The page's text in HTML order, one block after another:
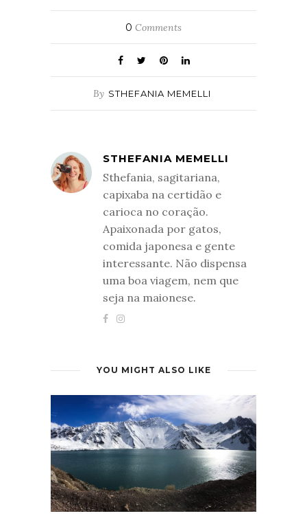
0 Comments
By STHEFANIA MEMELLI
STHEFANIA MEMELLI
Sthefania, sagitariana,
capixaba na certidão e
carioca no coração.
Apaixonada por gatos,
comida japonesa e gente
interessante. Não dispensa
uma boa viagem, nem que
seja na maionese.
YOU MIGHT ALSO LIKE